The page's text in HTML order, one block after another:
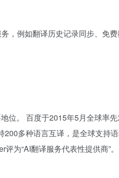
例如翻译历史记录同步、免
。 百度于2015年5月全球率
多种语言互译，是全球支持
为“AI翻译服务代表性提供商”。